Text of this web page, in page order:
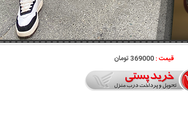
قیمت :369000 تومان